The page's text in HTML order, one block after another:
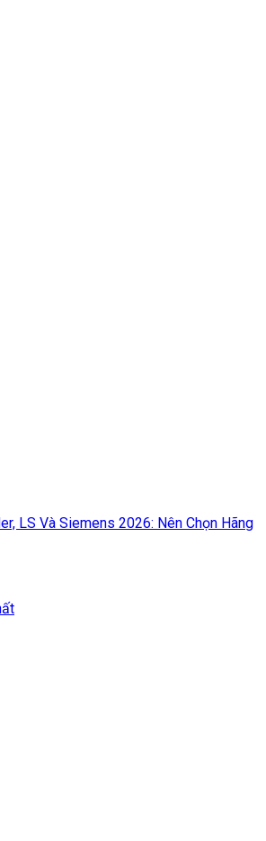
LS Và Siemens 2026: Nên Chọn Hãng